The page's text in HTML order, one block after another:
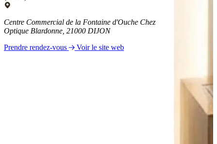
Centre Commercial de la Fontaine d'Ouche Chez
Optique Blardonne, 21000 DIJON
Prendre rendez-vous
Voir le site web